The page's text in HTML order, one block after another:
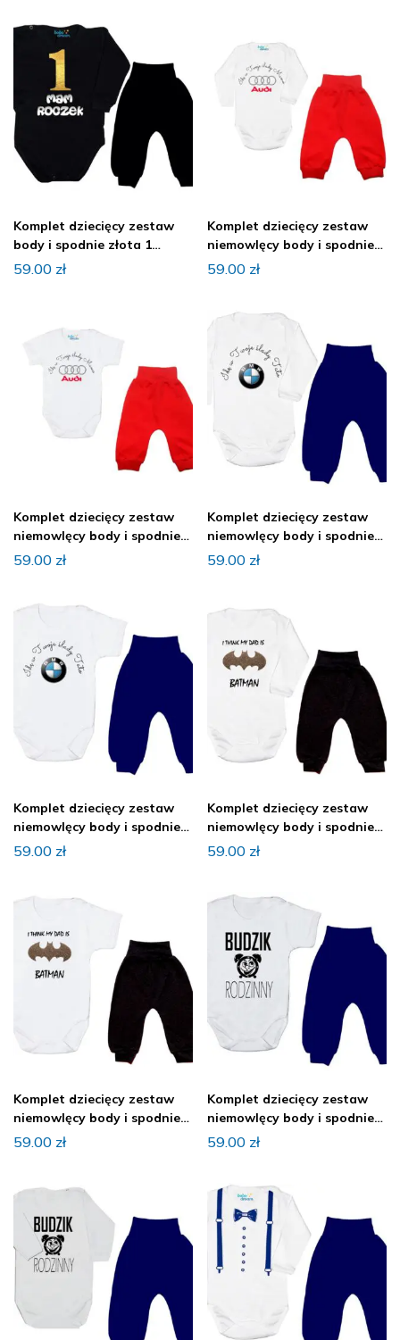
Komplet dziecięcy zestaw
body i spodnie złota 1
ROCZEK
59.00 zł
Komplet dziecięcy zestaw
niemowlęcy body i spodnie
AUDI
59.00 zł
Komplet dziecięcy zestaw
niemowlęcy body i spodnie
AUDI
59.00 zł
Komplet dziecięcy zestaw
niemowlęcy body i spodnie
BMW
59.00 zł
Komplet dziecięcy zestaw
niemowlęcy body i spodnie
BMW
59.00 zł
Komplet dziecięcy zestaw
niemowlęcy body i spodnie
BOHATER
59.00 zł
Komplet dziecięcy zestaw
niemowlęcy body i spodnie
BOHATER
59.00 zł
Komplet dziecięcy zestaw
niemowlęcy body i spodnie
BUDZIK
59.00 zł